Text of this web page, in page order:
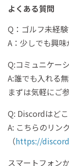
よくある質問
Q：ゴルフ未経
A：少しでも興
Q:コミュニケー
A:誰でも入れる
まずは気軽にご
Q: Discordはど
A: こちらのリン
（https://
スマートフォン